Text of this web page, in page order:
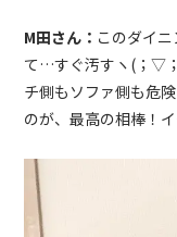
M田さん： このダイ
て…すぐ汚すヽ ( ；▽；
チ側もソファ側も危
のが、最高の相棒！